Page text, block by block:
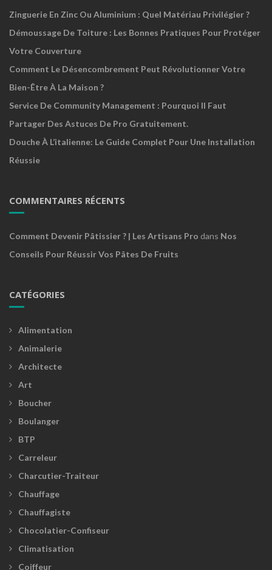
Zinguerie En Zinc Ou Aluminium : Quel Matériau Privilégier ?
Démoussage De Toiture : Les Bonnes Pratiques Pour Protéger
Votre Couverture
Comment Le Désencombrement Peut Révolutionner Votre
Bien-Être À La Maison ?
Service De Community Management : Pourquoi Il Faut
Partager Des Astuces De Pro Gratuitement.
Douche À L’italienne: Le Guide Complet Pour Une Installation
Réussie
COMMENTAIRES RÉCENTS
Comment Devenir Pâtissier ? | Les Artisans Pro dans Nos
Conseils Pour Réussir Vos Pâtes De Fruits
CATÉGORIES
Alimentation
Animalerie
Architecte
Art
Boucher
Boulanger
BTP
Carreleur
Charcutier-Traiteur
Chauffage
Chauffagiste
Chocolatier-Confiseur
Climatisation
Coiffeur